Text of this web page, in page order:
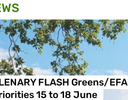
FLASH Greens/EFA
15 to 18 June